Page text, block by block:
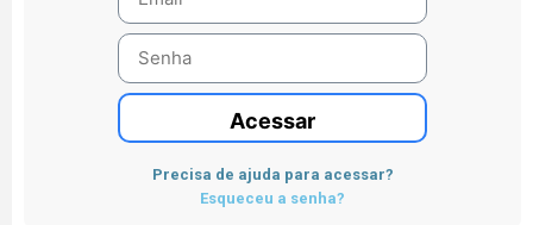
Acessar
Precisa de ajuda para acessar?
Esqueceu a senha?